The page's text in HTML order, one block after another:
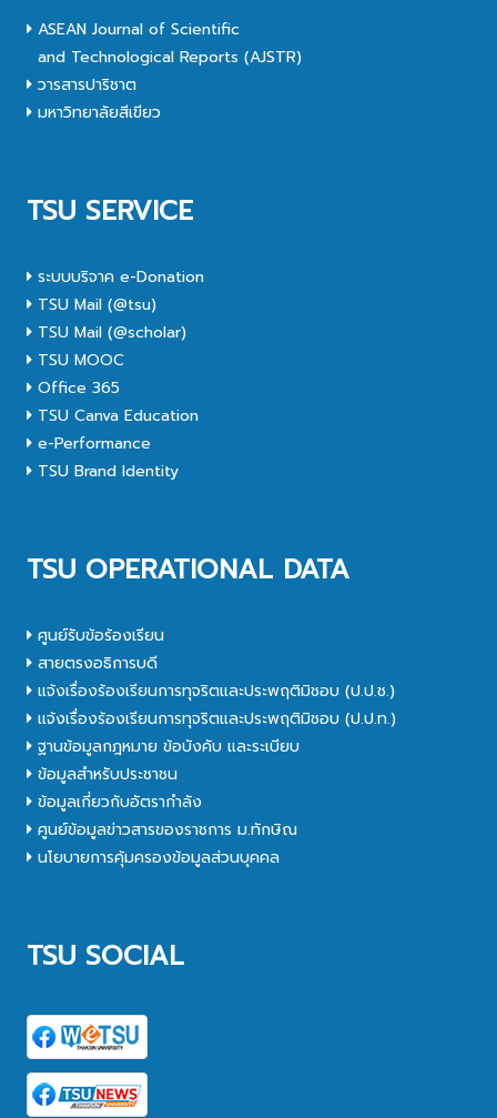
ASEAN Journal of Scientific
and Technological Reports (AJSTR)
วารสารปาริชาต
มหาวิทยาลัยสีเขียว
TSU SERVICE
ระบบบริจาค e-Donation
TSU Mail (@tsu)
TSU Mail (@scholar)
TSU MOOC
Office 365
TSU Canva Education
e-Performance
TSU Brand Identity
TSU OPERATIONAL DATA
ศูนย์รับข้อร้องเรียน
สายตรงอธิการบดี
แจ้งเรื่องร้องเรียนการทุจริตและประพฤติมิชอบ (ป.ป.ช.)
แจ้งเรื่องร้องเรียนการทุจริตและประพฤติมิชอบ (ป.ป.ท.)
ฐานข้อมูลกฎหมาย ข้อบังคับ และระเบียบ
ข้อมูลสำหรับประชาชน
ข้อมูลเกี่ยวกับอัตรากำลัง
ศูนย์ข้อมูลข่าวสารของราชการ ม.ทักษิณ
นโยบายการคุ้มครองข้อมูลส่วนบุคคล
TSU SOCIAL